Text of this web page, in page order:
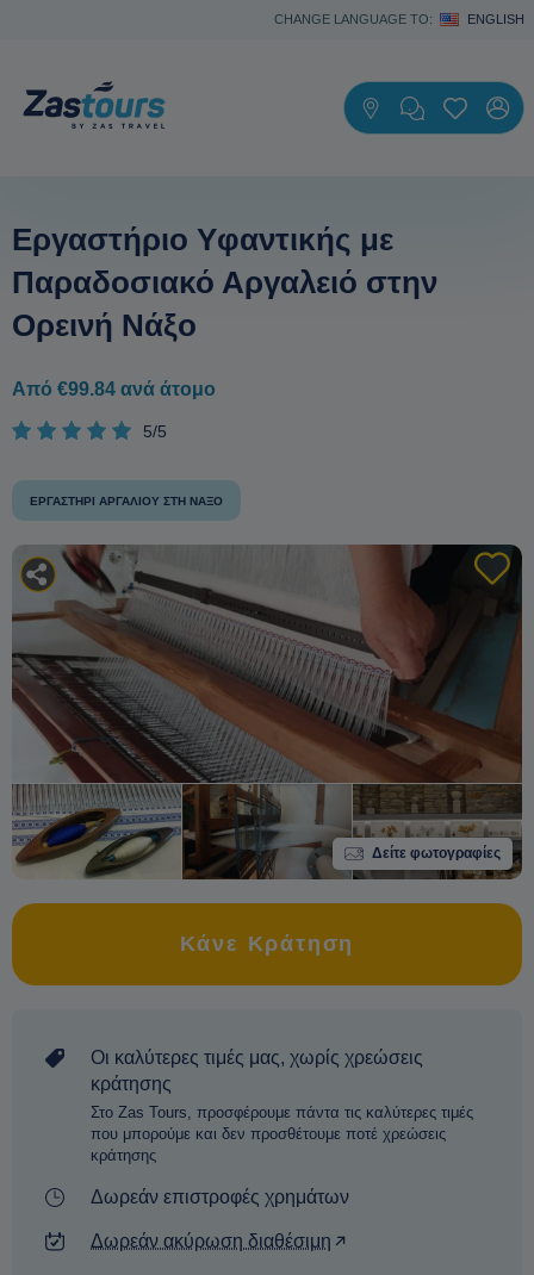
CHANGE LANGUAGE TO: ENGLISH
Εργαστήριο Yφαντικής με
Παραδοσιακό Αργαλειό στην
Ορεινή Νάξο
Από €99.84 ανά άτομο
5/5
ΕΡΓΑΣΤΉΡΙ ΑΡΓΑΛΙΟΎ ΣΤΗ ΝΆΞΟ
Δείτε φωτογραφίες
Κάνε Κράτηση
Οι καλύτερες τιμές μας, χωρίς χρεώσεις
κράτησης
Στο Zas Tours, προσφέρουμε πάντα τις καλύτερες τιμές
που μπορούμε και δεν προσθέτουμε ποτέ χρεώσεις
κράτησης
Δωρεάν επιστροφές χρημάτων
Δωρεάν ακύρωση διαθέσιμη